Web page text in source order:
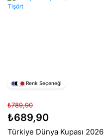
Renk Seçeneği
₺789,90
₺689,90
Türkiye Dünya Kupası 2026